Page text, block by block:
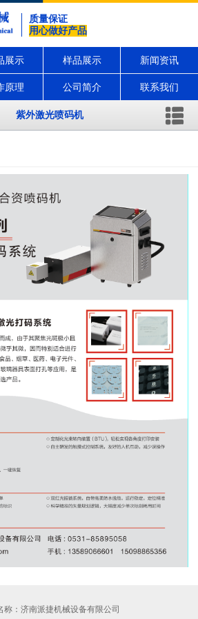
质量保证
用心做好产品
展示 样品展示 新闻资讯
原理 公司简介 联系我们
紫外激光喷码机
称：济南派捷机械设备有限公司